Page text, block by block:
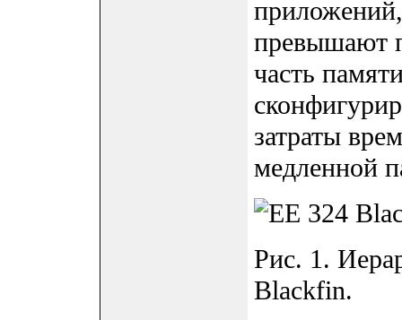
превышают
часть
затраты
медленной
Рис. 1.
Blackfin.